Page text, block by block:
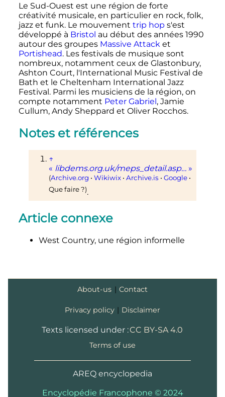
Le Sud-Ouest est une région de forte
créativité musicale, en particulier en rock, folk,
jazz et funk. Le mouvement trip hop s'est
développé à Bristol au début des années 1990
autour des groupes Massive Attack et
Portishead. Les festivals de musique sont
nombreux, notamment ceux de Glastonbury,
Ashton Court, l'International Music Festival de
Bath et le Cheltenham International Jazz
Festival. Parmi les musiciens de la région, on
compte notamment Peter Gabriel, Jamie
Cullum, Andy Sheppard et Oliver Rocchos.
Notes et références
↑
« libdems.org.uk/meps_detail.asp… »
(Archive.org • Wikiwix• Archive.is • Google•
Que faire ?).
Article connexe
West Country, une région informelle
About-us | Contact
Privacy policy Disclaimer
Texts licensed under :CC BY-SA 4.0
Terms of use
AREQ encyclopedia
Encyclopédie Francophone © 2024